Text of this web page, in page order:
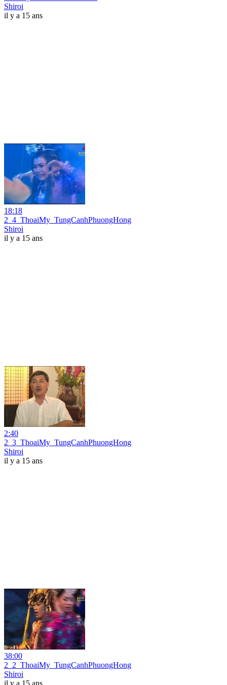
Shiroi
il y a 15 ans
18:18
2_4_ThoaiMy_TungCanhPhuongHong
Shiroi
il y a 15 ans
2:40
2_3_ThoaiMy_TungCanhPhuongHong
Shiroi
il y a 15 ans
38:00
2_2_ThoaiMy_TungCanhPhuongHong
Shiroi